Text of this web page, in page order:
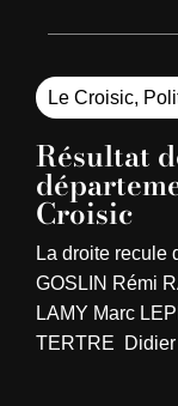
Le Croisic,
Résultat
Croisic
La droite recule
GOSLIN Rémi
LAMY Marc
TERTRE